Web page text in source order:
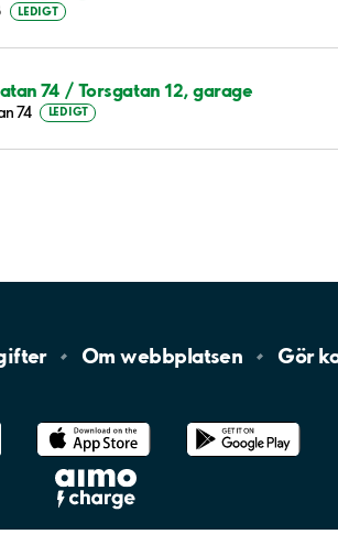
LEDIGT
74 / Torsgatan 12, garage
74 LEDIGT
Omwebbplatsen Gör